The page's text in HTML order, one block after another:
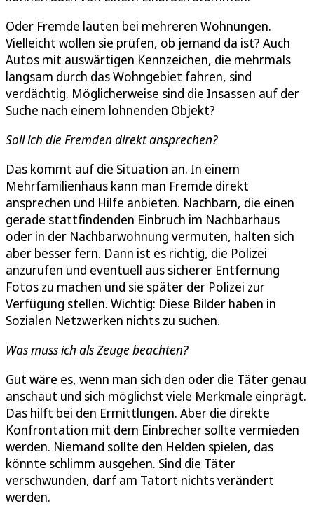
Oder Fremde läuten bei mehreren Wohnungen.
Vielleicht wollen sie prüfen, ob jemand da ist? Auch
Autos mit auswärtigen Kennzeichen, die mehrmals
langsam durch das Wohngebiet fahren, sind
verdächtig. Möglicherweise sind die Insassen auf der
Suche nach einem lohnenden Objekt?
Soll ich die Fremden direkt ansprechen?
Das kommt auf die Situation an. In einem
Mehrfamilienhaus kann man Fremde direkt
ansprechen und Hilfe anbieten. Nachbarn, die einen
gerade stattfindenden Einbruch im Nachbarhaus
oder in der Nachbarwohnung vermuten, halten sich
aber besser fern. Dann ist es richtig, die Polizei
anzurufen und eventuell aus sicherer Entfernung
Fotos zu machen und sie später der Polizei zur
Verfügung stellen. Wichtig: Diese Bilder haben in
Sozialen Netzwerken nichts zu suchen.
Was muss ich als Zeuge beachten?
Gut wäre es, wenn man sich den oder die Täter genau
anschaut und sich möglichst viele Merkmale einprägt.
Das hilft bei den Ermittlungen. Aber die direkte
Konfrontation mit dem Einbrecher sollte vermieden
werden. Niemand sollte den Helden spielen, das
könnte schlimm ausgehen. Sind die Täter
verschwunden, darf am Tatort nichts verändert
werden.